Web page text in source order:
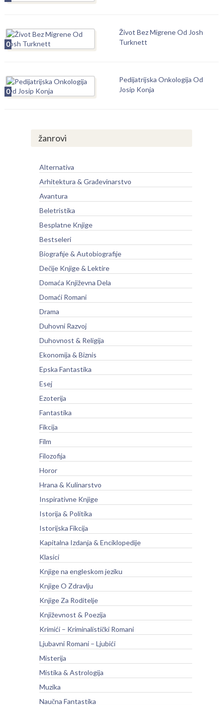
0
Život Bez Migrene Od Josh
Turknett
0
Pedijatrijska Onkologija Od
Josip Konja
žanrovi
Alternativa
Arhitektura & Građevinarstvo
Avantura
Beletristika
Besplatne Knjige
Bestseleri
Biografije & Autobiografije
Dečije Knjige & Lektire
Domaća Književna Dela
Domaći Romani
Drama
Duhovni Razvoj
Duhovnost & Religija
Ekonomija & Biznis
Epska Fantastika
Esej
Ezoterija
Fantastika
Fikcija
Film
Filozofija
Horor
Hrana & Kulinarstvo
Inspirativne Knjige
Istorija & Politika
Istorijska Fikcija
Kapitalna Izdanja & Enciklopedije
Klasici
Knjige na engleskom jeziku
Knjige O Zdravlju
Knjige Za Roditelje
Književnost & Poezija
Krimići – Kriminalistički Romani
Ljubavni Romani – Ljubići
Misterija
Mistika & Astrologija
Muzika
Naučna Fantastika